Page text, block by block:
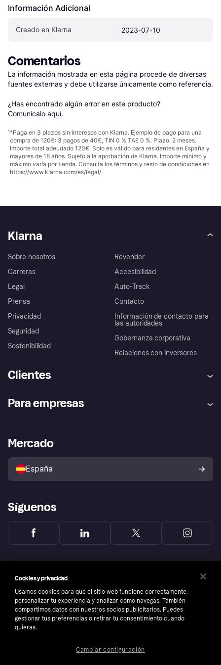
Información Adicional
Creado en Klarna 2023-07-10
Comentarios
La información mostrada en esta página procede de diversas
fuentes externas y debe utilizarse únicamente como referencia.
¿Has encontrado algún error en este producto?
Comunícalo aquí.
¹*Paga en 3 plazos sin intereses con Klarna. Ejemplo de pago para una
compra de 120€: 3 pagos de 40€, TIN 0 % TAE 0 %. Plazo: 2 meses.
Importe total adeudado 120€. Solo es válido para residentes en España y
mayores de 18 años. Sujeto a la aprobación de Klarna. Importe mínimo y
máximo varía por tienda. Consulta los términos y resto de condiciones en
https://www.klarna.com/es/legal/.
Klarna
Sobre nosotros
Carreras
Legal
Prensa
Privacidad
Seguridad
Sostenibilidad
Revender
Accesibilidad
Auto-Track
Contacto
Información de contacto para
las autoridades
Gobernanza corporativa
Relaciones con inversores
Clientes
Inicio de sesión
Directorio de tiendas
Política de protección al
comprador de Klarna
Reclamaciones
Para empresas
Acceso empresas
Mercado
España
Síguenos
Cookies y privacidad
Usamos cookies para que el sitio web funcione correctamente,
personalizar tu experiencia y analizar cómo navegas. También
compartimos datos con nuestros socios publicitarios. Puedes
gestionar tus preferencias o retirar tu consentimiento cuando
quieras.
Cambiar configuración